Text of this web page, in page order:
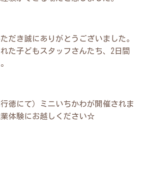
だき誠にありがとうございました。
た子どもスタッフさんたち、2日間
徳にて）ミニいちかわが開催されま
体験にお越しください☆